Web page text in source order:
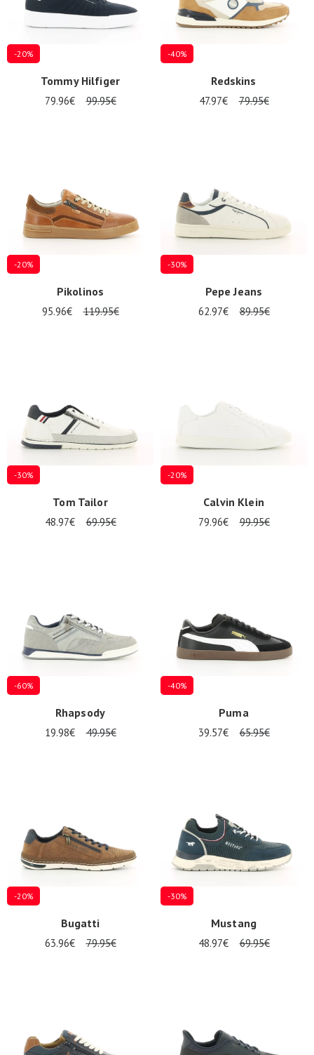
cadeau
SE
-20%
Tommy Hilfiger
79.96€ 99.95€
-40%
Redskins
47.97€ 79.95€
-20%
Pikolinos
95.96€ 119.95€
-30%
Pepe Jeans
62.97€ 89.95€
-30%
Tom Tailor
48.97€ 69.95€
-20%
Calvin Klein
79.96€ 99.95€
-60%
Rhapsody
19.98€ 49.95€
-40%
Puma
39.57€ 65.95€
-20%
Bugatti
63.96€ 79.95€
-30%
Mustang
48.97€ 69.95€